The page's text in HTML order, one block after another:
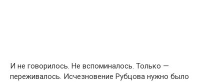
И не говорилось. Не вспоминалось. Только —
переживалось. Исчезновение Рубцова нужно было